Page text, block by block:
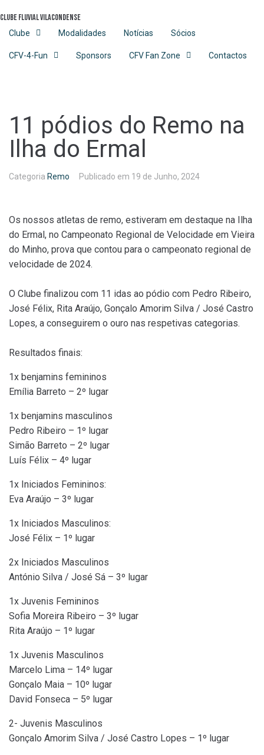
to
content
Clube Fluvial Vilacondense
Clube Modalidades Notícias Sócios
CFV-4-Fun Sponsors CFV Fan Zone Contactos
11 pódios do Remo na
Ilha do Ermal
Categoria Remo Publicado em 19 de Junho, 2024
Os nossos atletas de remo, estiveram em destaque na Ilha
do Ermal, no Campeonato Regional de Velocidade em Vieira
do Minho, prova que contou para o campeonato regional de
velocidade de 2024.
O Clube finalizou com 11 idas ao pódio com Pedro Ribeiro,
José Félix, Rita Araújo, Gonçalo Amorim Silva / José Castro
Lopes, a conseguirem o ouro nas respetivas categorias.
Resultados finais:
1x benjamins femininos
Emília Barreto – 2º lugar
1x benjamins masculinos
Pedro Ribeiro – 1º lugar
Simão Barreto – 2º lugar
Luís Félix – 4º lugar
1x Iniciados Femininos:
Eva Araújo – 3º lugar
1x Iniciados Masculinos:
José Félix – 1º lugar
2x Iniciados Masculinos
António Silva / José Sá – 3º lugar
1x Juvenis Femininos
Sofia Moreira Ribeiro – 3º lugar
Rita Araújo – 1º lugar
1x Juvenis Masculinos
Marcelo Lima – 14º lugar
Gonçalo Maia – 10º lugar
David Fonseca – 5º lugar
2- Juvenis Masculinos
Gonçalo Amorim Silva / José Castro Lopes – 1º lugar